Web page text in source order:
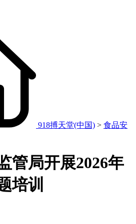
918搏天堂(中国) > 食品安
管局开展2026年
培训